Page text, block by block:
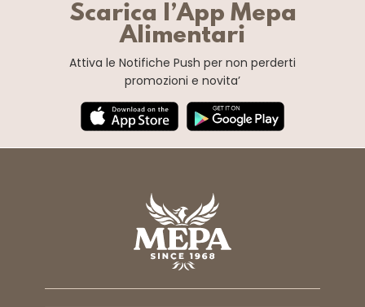
Scarica l’App Mepa
Alimentari
Attiva le Notifiche Push per non perderti
promozioni e novita’